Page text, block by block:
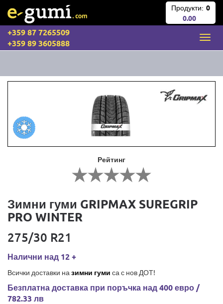
Продукти: 0
0.00
+359 87 7265509
+359 89 3605888
Рейтинг
Зимни гуми GRIPMAX SUREGRIP
PRO WINTER
275/30 R21
Налични над 12 +
Всички доставки на зимни гуми са с нов ДОТ!
Безплатна доставка при поръчка над 400 евро /
782.33 лв